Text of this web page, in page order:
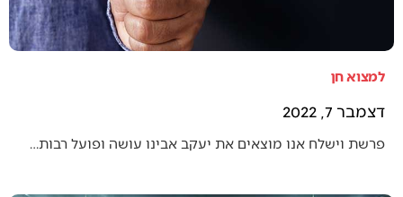
למצוא חן
דצמבר 7, 2022
פרשת וישלח אנו מוצאים את יעקב אבינו עושה ופועל רבות…